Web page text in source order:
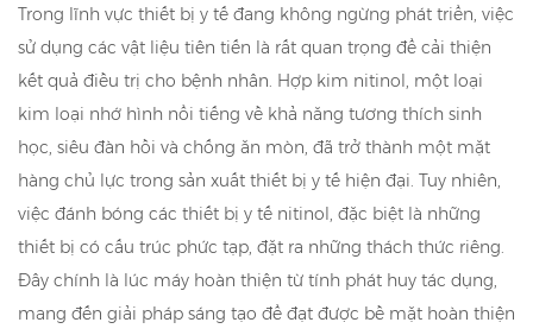
Trong lĩnh vực thiết bị y tế đang không ngừng phát triển, việc
sử dụng các vật liệu tiên tiến là rất quan trọng để cải thiện
kết quả điều trị cho bệnh nhân. Hợp kim nitinol, một loại
kim loại nhớ hình nổi tiếng về khả năng tương thích sinh
học, siêu đàn hồi và chống ăn mòn, đã trở thành một mặt
hàng chủ lực trong sản xuất thiết bị y tế hiện đại. Tuy nhiên,
việc đánh bóng các thiết bị y tế nitinol, đặc biệt là những
thiết bị có cấu trúc phức tạp, đặt ra những thách thức riêng.
Đây chính là lúc máy hoàn thiện từ tính phát huy tác dụng,
mang đến giải pháp sáng tạo để đạt được bề mặt hoàn thiện